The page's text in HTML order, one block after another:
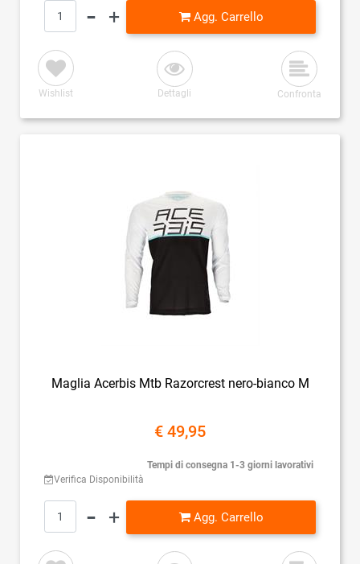
Quantità
Agg. Carrello
Wishlist Dettagli Confronta
Maglia Acerbis Mtb Razorcrest nero-bianco M
€ 49,95
Verifica Disponibilità
Tempi di consegna 1-3 giorni lavorativi
Quantità
Agg. Carrello